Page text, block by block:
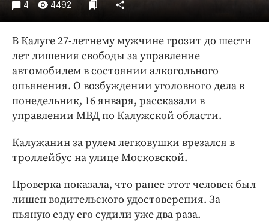
Экономика и бизнес
ПРОЕКТЫ
Блоги
Издания
Медиаперсона
Интересное чтиво
Бренд года
4 4492
В Калуге 27-летнему мужчине грозит до шести
лет лишения свободы за управление
автомобилем в состоянии алкогольного
опьянения. О возбуждении уголовного дела в
понедельник, 16 января, рассказали в
управлении МВД по Калужской области.
Калужанин за рулем легковушки врезался в
троллейбус на улице Московской.
Проверка показала, что ранее этот человек был
лишен водительского удостоверения. За
пьяную езду его судили уже два раза.